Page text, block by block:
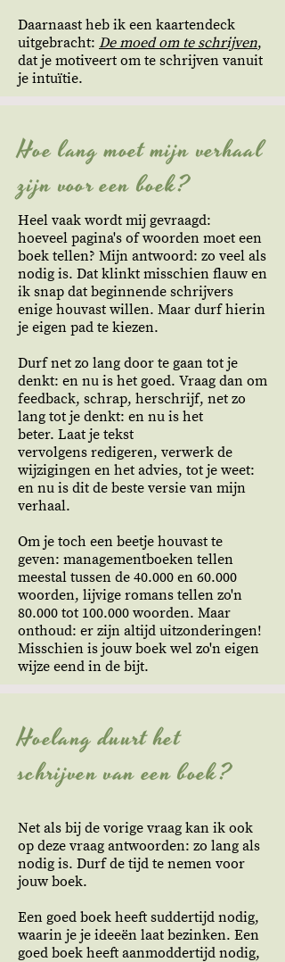
Daarnaast heb ik een kaartendeck
uitgebracht: De moed om te schrijven,
dat je motiveert om te schrijven vanuit
je intuïtie.
Hoe lang moet mijn verhaal
zijn voor een boek?
Heel vaak wordt mij gevraagd:
hoeveel pagina's of woorden moet een
boek tellen? Mijn antwoord: zo veel als
nodig is. Dat klinkt misschien flauw en
ik snap dat beginnende schrijvers
enige houvast willen. Maar durf hierin
je eigen pad te kiezen.
Durf net zo lang door te gaan tot je
denkt: en nu is het goed. Vraag dan om
feedback, schrap, herschrijf, net zo
lang tot je denkt: en nu is het
beter. Laat je tekst
vervolgens redigeren, verwerk de
wijzigingen en het advies, tot je weet:
en nu is dit de beste versie van mijn
verhaal.
Om je toch een beetje houvast te
geven: managementboeken tellen
meestal tussen de 40.000 en 60.000
woorden, lijvige romans tellen zo'n
80.000 tot 100.000 woorden. Maar
onthoud: er zijn altijd uitzonderingen!
Misschien is jouw boek wel zo'n eigen
wijze eend in de bijt.
Hoelang duurt het
schrijven van een boek?
Net als bij de vorige vraag kan ik ook
op deze vraag antwoorden: zo lang als
nodig is. Durf de tijd te nemen voor
jouw boek.
Een goed boek heeft suddertijd nodig,
waarin je je ideeën laat bezinken. Een
goed boek heeft aanmoddertijd nodig,